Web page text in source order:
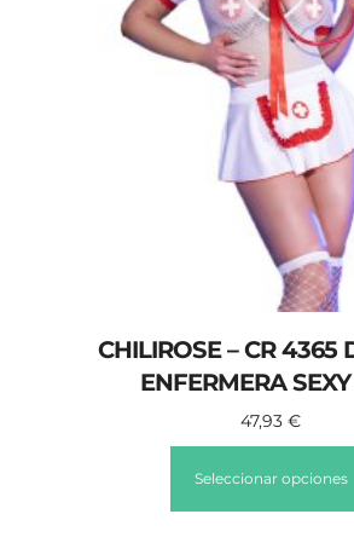
CHILIROSE – CR 4365
ENFERMERA
47,93 €
Seleccionar opciones